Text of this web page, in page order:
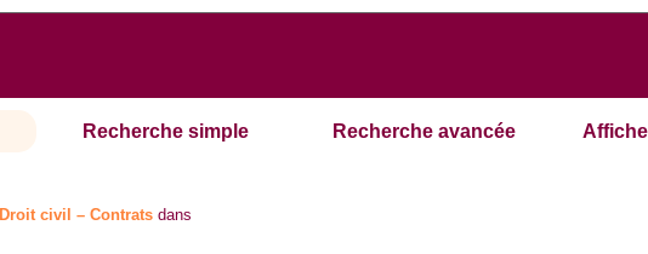
Recherche simple Recherche avancée
Droit civil – Contrats dans